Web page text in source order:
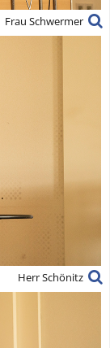
Frau Schwermer
Herr Schönitz